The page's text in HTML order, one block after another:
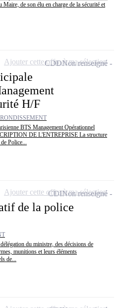
de son élu en charge de la sécurité et
H/F
BTS Management Opérationnel
DE L'ENTREPRISE La structure
Police...
CDDNon renseigné
Ajouter cette offre à ma sélection
de la police
du ministre, des décisions de
munitions et leurs éléments
de...
CDINon renseigné
Ajouter cette offre à ma sélection